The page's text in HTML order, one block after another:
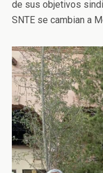
de sus objetivos
SNTE se cambian a